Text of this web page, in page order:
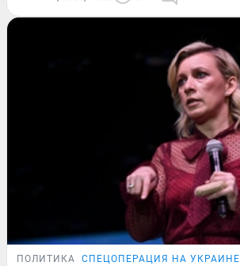
ПОЛИТИКА СПЕЦОПЕРАЦИЯ НА УКРАИНЕ